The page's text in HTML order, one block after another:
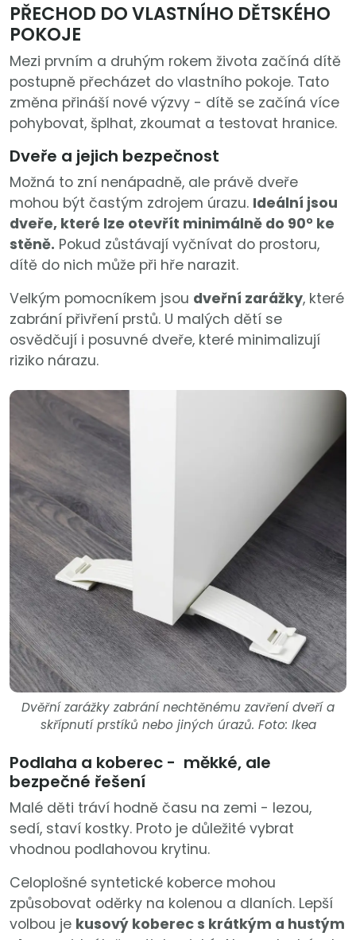
PŘECHOD DO VLASTNÍHO DĚTSKÉHO
POKOJE
Mezi prvním a druhým rokem života začíná dítě
postupně přecházet do vlastního pokoje. Tato
změna přináší nové výzvy - dítě se začíná více
pohybovat, šplhat, zkoumat a testovat hranice.
Dveře a jejich bezpečnost
Možná to zní nenápadně, ale právě dveře
mohou být častým zdrojem úrazu. Ideální jsou
dveře, které lze otevřít minimálně do 90° ke
stěně. Pokud zůstávají vyčnívat do prostoru,
dítě do nich může při hře narazit.
Velkým pomocníkem jsou dveřní zarážky, které
zabrání přivření prstů. U malých dětí se
osvědčují i posuvné dveře, které minimalizují
riziko nárazu.
Dvěřní zarážky zabrání nechtěnému zavření dveří a
skřípnutí prstíků nebo jiných úrazů. Foto: Ikea
Podlaha a koberec - měkké, ale
bezpečné řešení
Malé děti tráví hodně času na zemi - lezou,
sedí, staví kostky. Proto je důležité vybrat
vhodnou podlahovou krytinu.
Celoplošné syntetické koberce mohou
způsobovat oděrky na kolenou a dlaních. Lepší
volbou je kusový koberec s krátkým a hustým